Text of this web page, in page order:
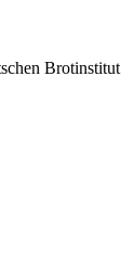
Brotinstitut